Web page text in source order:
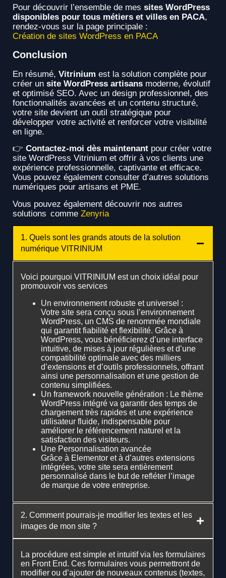
Pour découvrir l’ensemble de mes sites WordPress
disponibles pour tous métiers et villes en PACA,
rendez-vous sur la page principale :
Création de sites WordPress en PACA
Conclusion
En résumé, Vitrinium est la solution complète pour
créer un site WordPress artisans moderne, évolutif
et optimisé SEO. Avec un design professionnel, des
fonctionnalités avancées et un contenu structuré,
votre site devient un outil stratégique pour
développer votre activité et renforcer votre visibilité
en ligne.
👉 Contactez-moi dès maintenant pour créer votre
site WordPress Vitrinium et offrir à vos clients une
expérience professionnelle, captivante et efficace.
Vous pouvez également consulter d’autres solutions
numériques pour artisans et PME.
Vous pouvez également découvrir nos autres
solutions comme Zenyria
1. Quels sont les grands atouts de la solution
numérique VITRINIUM
Voici pourquoi VITRINIUM est un choix idéal pour
promouvoir vos services
Un environnement robuste et universel :
Votre site sera conçu sous l’environnement
WordPress, un CMS de renommée mondiale
qui garantit fiabilité et flexibilité. Grâce à
WordPress, vous bénéficierez d’une interface
intuitive, de mises à jour régulières et d’une
compatibilité optimale avec des milliers
d’extensions et d’outils professionnels, offrant
ainsi une personnalisation et une gestion de
contenu simplifiées.
Un framework nouvelle génération : Le thème
WordPress intégré va garantir des temps de
chargement très rapides et une expérience
utilisateur fluide, indispensable pour
améliorer le référencement naturel et la
satisfaction des visiteurs.
Une Personnalisation avancée
Grâce à Elementor et à d’autres extensions
intégrées, votre site sera entièrement
personnalisé dans le but de refléter l’image
de marque de votre entreprise.
2. Comment pourrais-je modifier les textes et les
images de mon site ?
La procédure est simple et intuitif via les formulaires
en Front End. Ces formulaires vous permettront de
modifier ou d’ajouter de nouveaux contenus (textes,